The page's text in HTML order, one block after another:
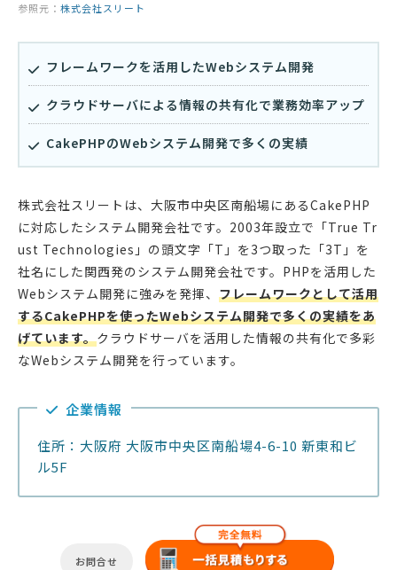
参照元： 株式会社スリート
フレームワークを活用したWebシステム開発
クラウドサーバによる情報の共有化で業務効率アップ
CakePHPのWebシステム開発で多くの実績
株式会社スリートは、大阪市中央区南船場にあるCakePHP
に対応したシステム開発会社です。2003年設立で「True Tr
ust Technologies」の頭文字「T」を3つ取った「3T」を
社名にした関西発のシステム開発会社です。PHPを活用した
Webシステム開発に強みを発揮、 フレームワークとして活用
するCakePHPを使ったWebシステム開発で多くの実績をあ
げています。クラウドサーバを活用した情報の共有化で多彩
なWebシステム開発を行っています。
企業情報
住所：大阪府 大阪市中央区南船場4-6-10 新東和ビ
ル5F
お問合せ